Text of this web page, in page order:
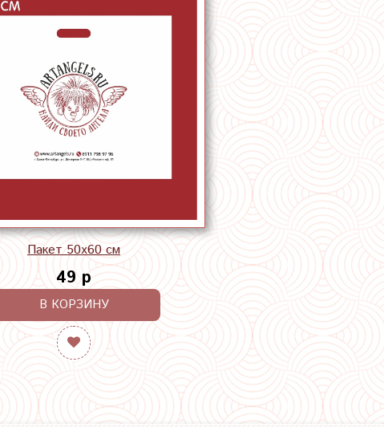
Пакет 50х60 см
49 р
В КОРЗИНУ